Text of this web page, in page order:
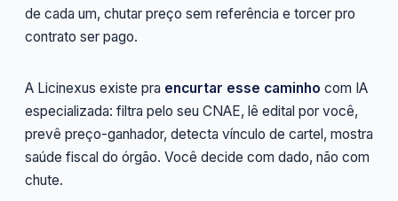
de cada um, chutar preço sem referência e torcer pro
contrato ser pago.
A Licinexus existe pra encurtar esse caminho com IA
especializada: filtra pelo seu CNAE, lê edital por você,
prevê preço-ganhador, detecta vínculo de cartel, mostra
saúde fiscal do órgão. Você decide com dado, não com
chute.